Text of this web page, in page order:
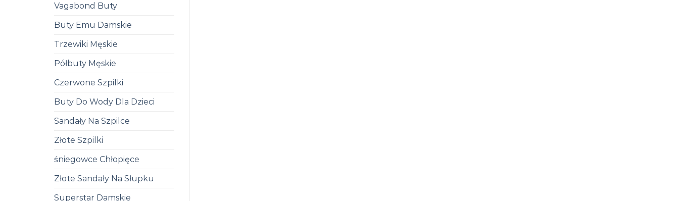
Vagabond Buty
Buty Emu Damskie
Trzewiki Męskie
Półbuty Męskie
Czerwone Szpilki
Buty Do Wody Dla Dzieci
Sandały Na Szpilce
Złote Szpilki
śniegowce Chłopięce
Złote Sandały Na Słupku
Superstar Damskie